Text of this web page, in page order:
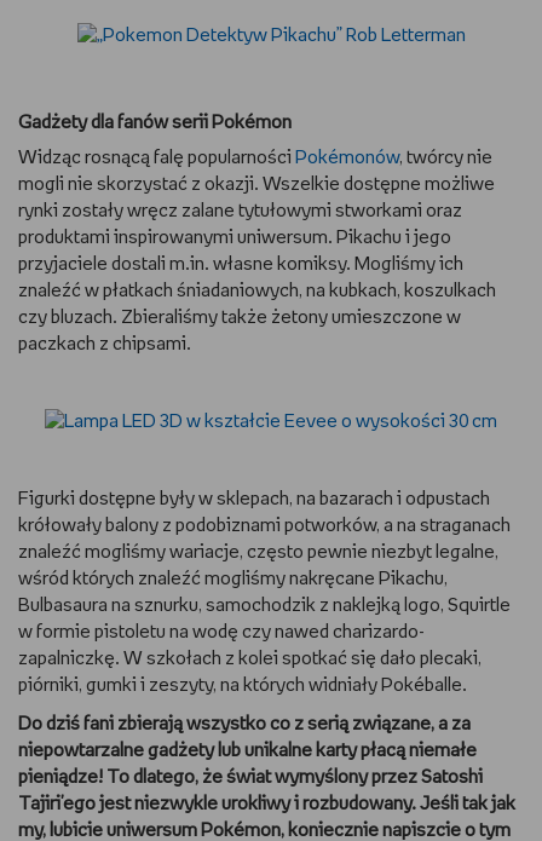
Gadżety dla fanów serii Pokémon
Widząc rosnącą falę popularności Pokémonów, twórcy nie
mogli nie skorzystać z okazji. Wszelkie dostępne możliwe
rynki zostały wręcz zalane tytułowymi stworkami oraz
produktami inspirowanymi uniwersum. Pikachu i jego
przyjaciele dostali m.in. własne komiksy. Mogliśmy ich
znaleźć w płatkach śniadaniowych, na kubkach, koszulkach
czy bluzach. Zbieraliśmy także żetony umieszczone w
paczkach z chipsami.
Figurki dostępne były w sklepach, na bazarach i odpustach
krółowały balony z podobiznami potworków, a na straganach
znaleźć mogliśmy wariacje, często pewnie niezbyt legalne,
wśród których znaleźć mogliśmy nakręcane Pikachu,
Bulbasaura na sznurku, samochodzik z naklejką logo, Squirtle
w formie pistoletu na wodę czy nawed charizardo-
zapalniczkę. W szkołach z kolei spotkać się dało plecaki,
piórniki, gumki i zeszyty, na których widniały Pokéballe.
Do dziś fani zbierają wszystko co z serią związane, a za
niepowtarzalne gadżety lub unikalne karty płacą niemałe
pieniądze! To dlatego, że świat wymyślony przez Satoshi
Tajiri'ego jest niezwykle urokliwy i rozbudowany. Jeśli tak jak
my, lubicie uniwersum Pokémon, koniecznie napiszcie o tym